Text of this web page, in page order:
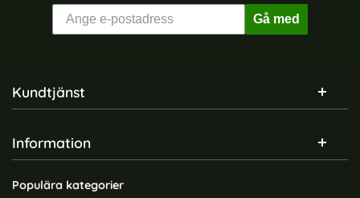
Gå med
Sidfot Blandad info och länkar
Kundtjänst
Information
Populära kategorier